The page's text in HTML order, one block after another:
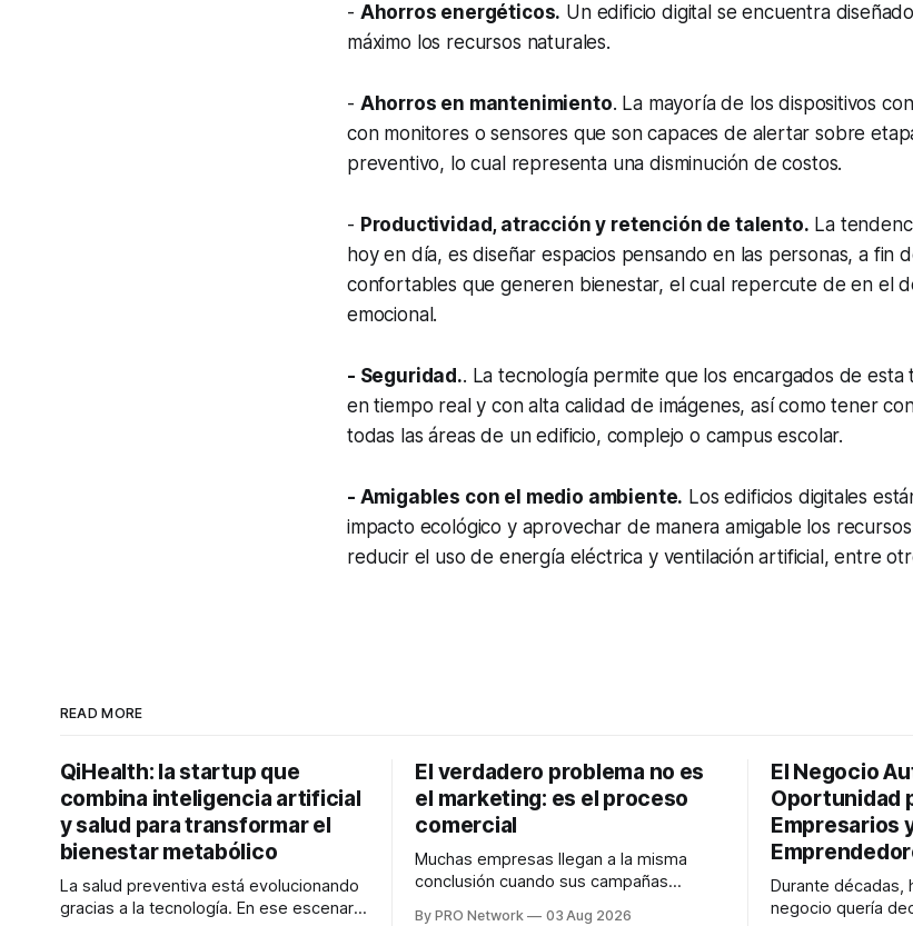
- Ahorros energéticos. Un edificio digital se encuentra
máximo los recursos naturales.
- Ahorros en mantenimiento. La mayoría de los dispositivos
con monitores o sensores que son capaces de alertar sobre
preventivo, lo cual representa una disminución de costos.
- Productividad, atracción y retención de talento. La
hoy en día, es diseñar espacios pensando en las personas, a fin
confortables que generen bienestar, el cual repercute de en el
emocional.
- Seguridad.. La tecnología permite que los encargados de
en tiempo real y con alta calidad de imágenes, así como tener
todas las áreas de un edificio, complejo o campus escolar.
- Amigables con el medio ambiente. Los edificios digitales
impacto ecológico y aprovechar de manera amigable los
reducir el uso de energía eléctrica y ventilación artificial, entre
READ MORE
QiHealth: la startup que
combina inteligencia artificial
y salud para transformar el
bienestar metabólico
La salud preventiva está evolucionando
gracias a la tecnología. En ese escenario
El verdadero problema no es
el marketing: es el proceso
comercial
Muchas empresas llegan a la misma
conclusión cuando sus campañas
By PRO Network 03 Aug 2026
El Negocio
Oportunidad
Empresarios
Durante décadas,
negocio quería